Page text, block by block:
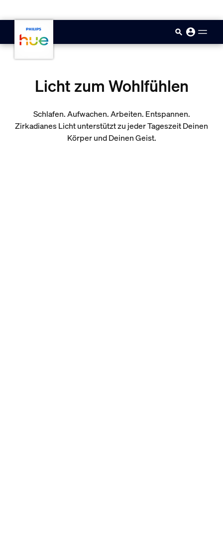
Licht zum Wohlfühlen
Schlafen. Aufwachen. Arbeiten. Entspannen.
Zirkadianes Licht unterstützt zu jeder Tageszeit Deinen
Körper und Deinen Geist.